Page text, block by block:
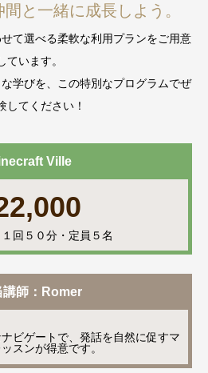
と一緒に成長しよう。
て選べる柔軟な利用プランをご用意
ています。
学びを、この特別なプログラムでぜ
してください！
Ville
回５０分・定員５名
講師：Romer
ビゲートで、発話を自然に促すマ
スンが得意です。